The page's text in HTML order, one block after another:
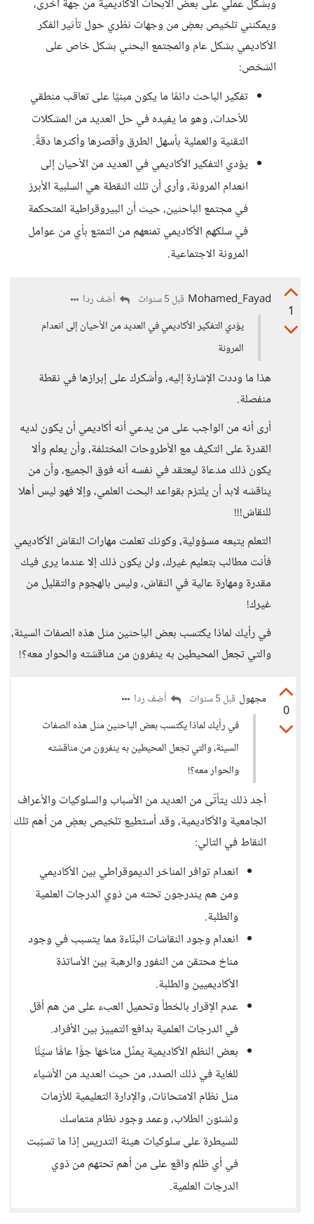
وبشكل عملي على بعض الأبحاث الأكاديمية من جهة أخرى،
ويمكنني تلخيص بعضٍ من وجهات نظري حول تأثير الفكر
الأكاديمي بشكل عام والمجتمع البحثي بشكل خاص على
الشخص:
تفكير الباحث دائمًا ما يكون مبنيًا على تعاقب منطقي
للأحداث، وهو ما يفيده في حل العديد من المشكلات
التقنية والعملية بأسهل الطرق وأقصرها وأكثرها دقةً.
يؤدي التفكير الأكاديمي في العديد من الأحيان إلى
انعدام المرونة، وأرى أن تلك النقطة هي السلبية الأبرز
في مجتمع الباحثين، حيث أن البيروقراطية المتحكمة
في سلكهم الأكاديمي تمنعهم من التمتع بأي من عوامل
المرونة الاجتماعية.
1
Mohamed_Fayad قبل 5 سنوات
أضف ردا
يؤدي التفكير الأكاديمي في العديد من الأحيان إلى انعدام
المرونة
هذا ما وددت الإشارة إليه، وأشكرك على إبرازها في نقطة
منفصلة.
أرى أنه من الواجب على من يدعي أنه أكاديمي أن يكون لديه
القدرة على التكيف مع الأطروحات المختلفة، وأن يعلم وألا
يكون ذلك مدعاة ليعتقد في نفسه أنه فوق الجميع، وأن من
يناقشه لابد أن يلتزم بقواعد البحث العلمي، وإلا فهو ليس أهلا
للنقاش!!!
التعلم يتبعه مسؤولية، وكونك تعلمت مهارات النقاش الأكاديمي
فأنت مطالب بتعليم غيرك، ولن يكون ذلك إلا عندما يرى فيك
مقدرة ومهارة عالية في النقاش، وليس بالهجوم والتقليل من
غيرك!
في رأيك لماذا يكتسب بعض الباحثين مثل هذه الصفات السيئة،
والتي تجعل المحيطين به ينفرون من مناقشته والحوار معه؟!
0
مجهول قبل 5 سنوات
أضف ردا
في رأيك لماذا يكتسب بعض الباحثين مثل هذه الصفات
السيئة، والتي تجعل المحيطين به ينفرون من مناقشته
والحوار معه؟!
أجد ذلك يتأتّى من العديد من الأسباب والسلوكيات والأعراف
الجامعية والأكاديمية، وقد أستطيع تلخيص بعضٍ من أهم تلك
النقاط في التالي:
انعدام توافر المناخر الديموقراطي بين الأكاديمي
ومن هم يندرجون تحته من ذوي الدرجات العلمية
والطلبة.
انعدام وجود النقاشات البنّاءة مما يتسبب في وجود
مناخ محتقن من النفور والرهبة بين الأساتذة
الأكاديميين والطلبة.
عدم الإقرار بالخطأ وتحميل العبء على من هم أقل
في الدرجات العلمية بدافع التمييز بين الأفراد.
بعض النظم الأكاديمية يمثّل مناخها جوًّا عامًّا سيّئًا
للغاية في ذلك الصدد، من حيث العديد من الأشياء
مثل نظام الامتحانات، والإدارة التعليمية للأزمات
ولشئون الطلاب، وعمد وجود نظام متماسك
للسيطرة على سلوكيات هيئة التدريس إذا ما تسبّبت
في أي ظلم واقع على من أهم تحتهم من ذوي
الدرجات العلمية.